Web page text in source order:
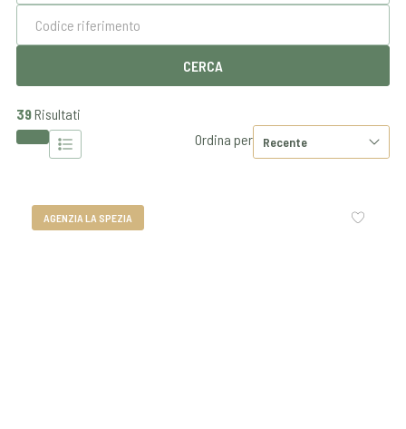
39Risultati
Ordina per
AGENZIA LA SPEZIA